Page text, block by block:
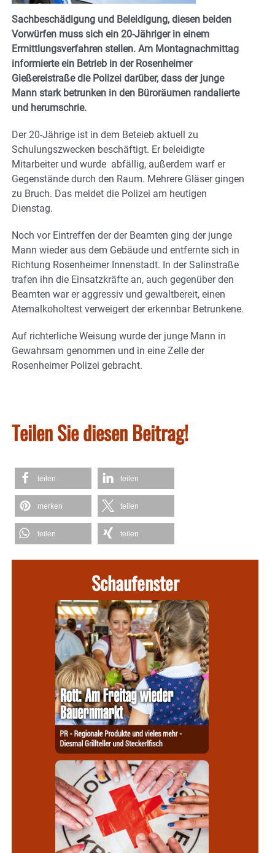
Sachbeschädigung und Beleidigung, diesen beiden
Vorwürfen muss sich ein 20-Jähriger in einem
Ermittlungsverfahren stellen. Am Montagnachmittag
informierte ein Betrieb in der Rosenheimer
Gießereistraße die Polizei darüber, dass der junge
Mann stark betrunken in den Büroräumen randalierte
und herumschrie.
Der 20-Jährige ist in dem Beteieb aktuell zu
Schulungszwecken beschäftigt. Er beleidigte
Mitarbeiter und wurde abfällig, außerdem warf er
Gegenstände durch den Raum. Mehrere Gläser gingen
zu Bruch. Das meldet die Polizei am heutigen
Dienstag.
Noch vor Eintreffen der der Beamten ging der junge
Mann wieder aus dem Gebäude und entfernte sich in
Richtung Rosenheimer Innenstadt. In der Salinstraße
trafen ihn die Einsatzkräfte an, auch gegenüber den
Beamten war er aggressiv und gewaltbereit, einen
Atemalkoholtest verweigert der erkennbar Betrunkene.
Auf richterliche Weisung wurde der junge Mann in
Gewahrsam genommen und in eine Zelle der
Rosenheimer Polizei gebracht.
Teilen Sie diesen Beitrag!
teilen teilen
merken teilen
teilen teilen
Schaufenster